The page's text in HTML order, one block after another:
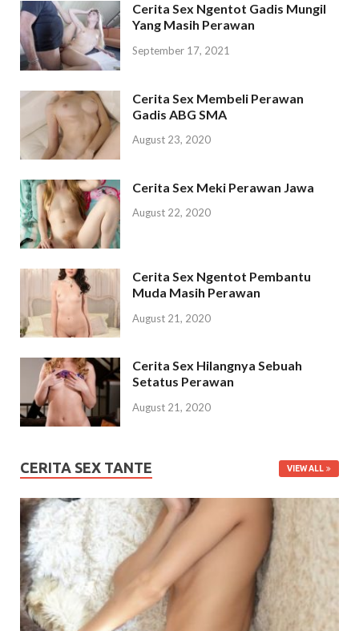
Cerita Sex Ngentot Gadis Mungil
Yang Masih Perawan
September 17, 2021
Cerita Sex Membeli Perawan
Gadis ABG SMA
August 23, 2020
Cerita Sex Meki Perawan Jawa
August 22, 2020
Cerita Sex Ngentot Pembantu
Muda Masih Perawan
August 21, 2020
Cerita Sex Hilangnya Sebuah
Setatus Perawan
August 21, 2020
CERITA SEX TANTE VIEW ALL